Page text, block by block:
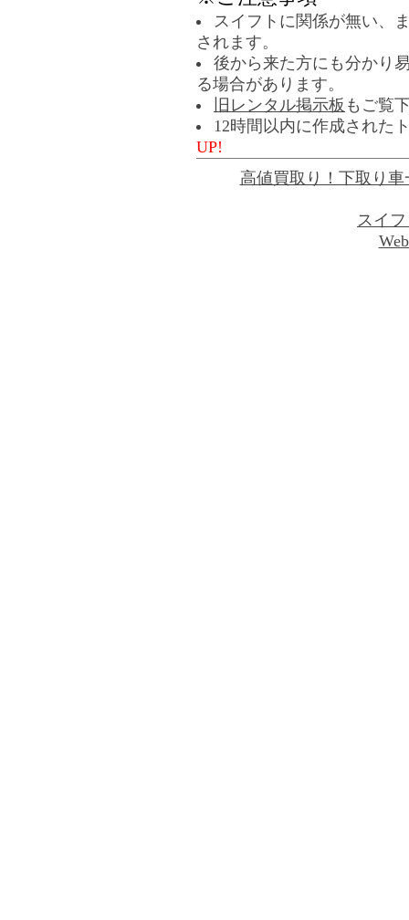
スイフトに関係が無い、
されます。
後から来た方にも分かり
る場合があります。
旧レンタル掲示板 もご覧
12時間以内に作成された
UP!
高値買取り！下取り車
スイ